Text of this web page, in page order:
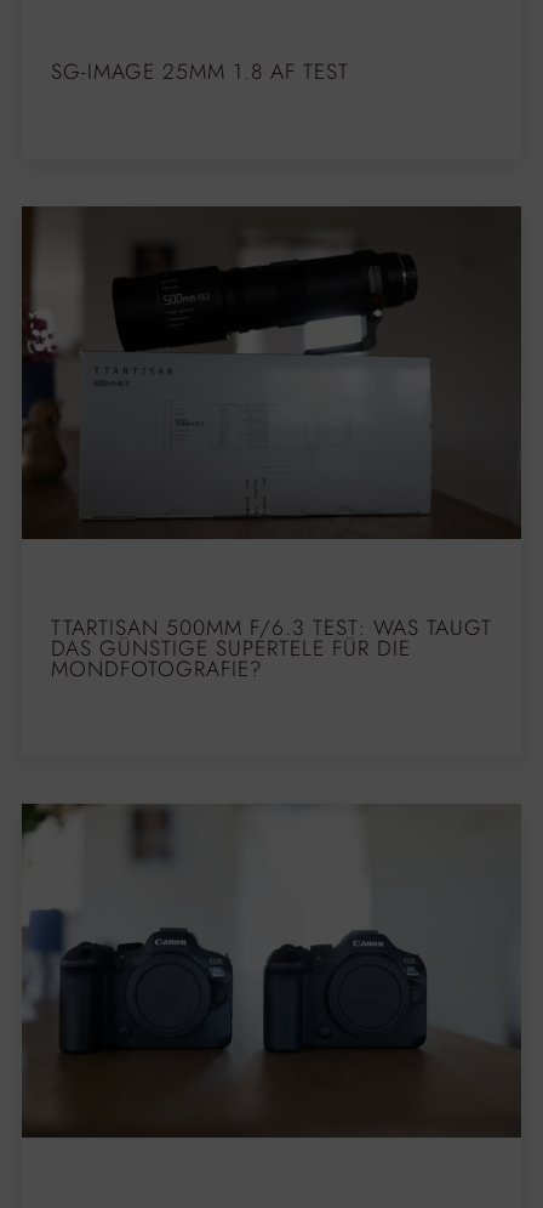
SG-IMAGE 25MM 1.8 AF TEST
TTARTISAN 500MM F/6.3 TEST: WAS TAUGT
DAS GÜNSTIGE SUPERTELE FÜR DIE
MONDFOTOGRAFIE?